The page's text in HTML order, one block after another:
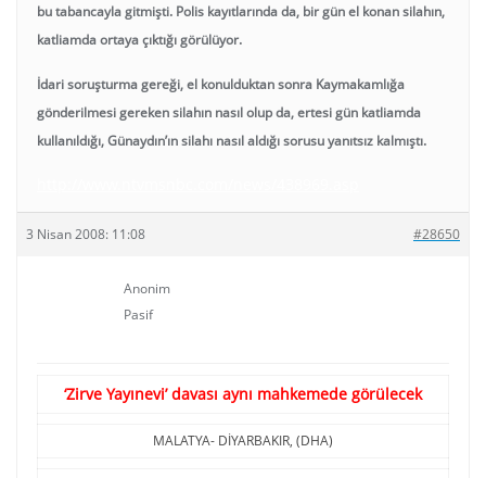
bu tabancayla gitmişti. Polis kayıtlarında da, bir gün el konan silahın,
katliamda ortaya çıktığı görülüyor.
İdari soruşturma gereği, el konulduktan sonra Kaymakamlığa
gönderilmesi gereken silahın nasıl olup da, ertesi gün katliamda
kullanıldığı, Günaydın’ın silahı nasıl aldığı sorusu yanıtsız kalmıştı.
3 Nisan 2008: 11:08 #28650
Anonim
Pasif
‘Zirve Yayınevi’ davası aynı mahkemede görülecek
MALATYA- DİYARBAKIR, (DHA)